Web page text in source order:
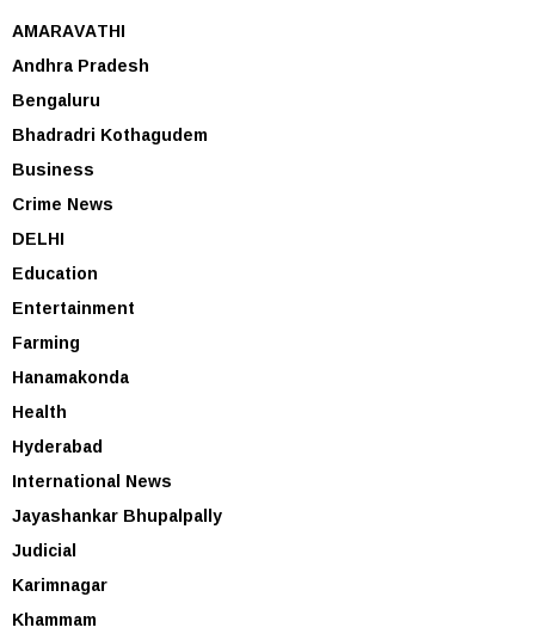
AMARAVATHI
Andhra Pradesh
Bengaluru
Bhadradri Kothagudem
Business
Crime News
DELHI
Education
Entertainment
Farming
Hanamakonda
Health
Hyderabad
International News
Jayashankar Bhupalpally
Judicial
Karimnagar
Khammam